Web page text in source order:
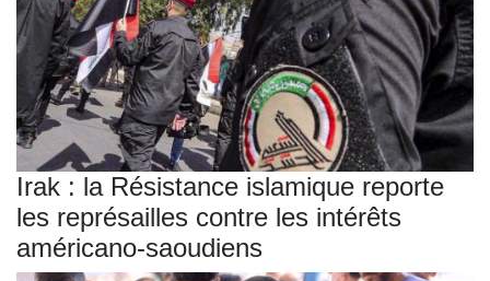
Irak : la Résistance islamique reporte
les représailles contre les intérêts
américano-saoudiens